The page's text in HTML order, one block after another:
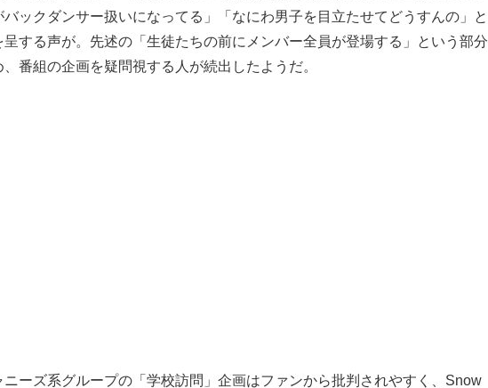
バックダンサー扱いになってる」「なにわ男子を目立たせてどうすんの」と
呈する声が。先述の「生徒たちの前にメンバー全員が登場する」という部分
、番組の企画を疑問視する人が続出したようだ。
ーズ系グループの「学校訪問」企画はファンから批判されやすく、Snow